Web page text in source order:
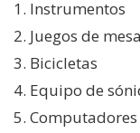
1. Instrumentos
2. Juegos de mesa
3. Bicicletas
4. Equipo de
5. Computadores